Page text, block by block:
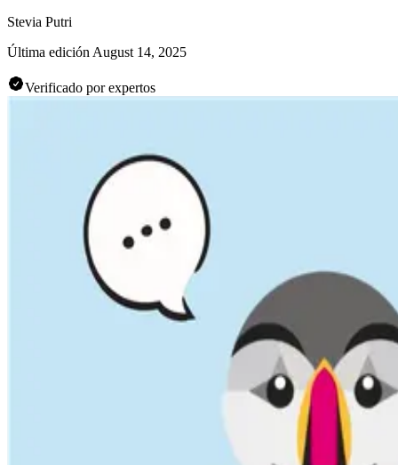
Stevia Putri
Última edición August 14, 2025
Verificado por expertos